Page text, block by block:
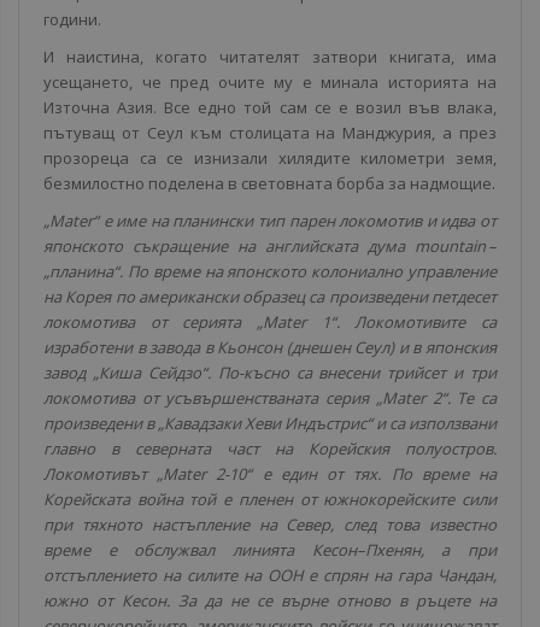
години.
И наистина, когато читателят затвори книгата, има
усещането, че пред очите му е минала историята на
Източна Азия. Все едно той сам се е возил във влака,
пътуващ от Сеул към столицата на Манджурия, а през
прозореца са се изнизали хилядите километри земя,
безмилостно поделена в световната борба за надмощие.
„Mater“ е име на планински тип парен локомотив и идва от
японското съкращение на английската дума mountain –
„планина“. По време на японското колониално управление
на Корея по американски образец са произведени петдесет
локомотива от серията „Mater 1“. Локомотивите са
изработени в завода в Кьонсон (днешен Сеул) и в японския
завод „Киша Сейдзо“. По-късно са внесени трийсет и три
локомотива от усъвършенстваната серия „Mater 2“. Те са
произведени в „Кавадзаки Хеви Индъстрис“ и са използвани
главно в северната част на Корейския полуостров.
Локомотивът „Mater 2-10“ е един от тях. По време на
Корейската война той е пленен от южнокорейските сили
при тяхното настъпление на Север, след това известно
време е обслужвал линията Кесон–Пхенян, а при
отстъплението на силите на ООН е спрян на гара Чандан,
южно от Кесон. За да не се върне отново в ръцете на